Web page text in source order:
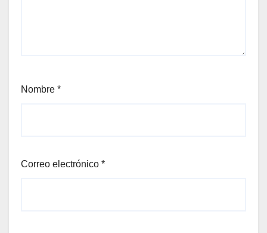
Nombre *
Correo electrónico *